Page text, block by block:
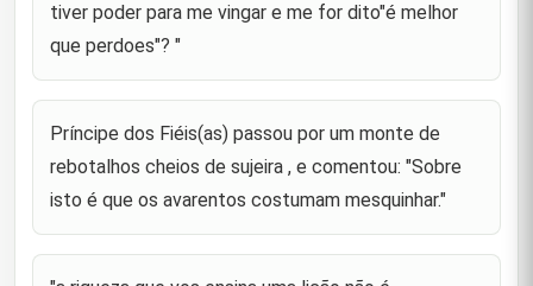
"quando estiverdes fugindo do mundo e a morte
adiamento ao encontro."
28
"Temei! Temei! Por Deus, Ele tanto tem ocultado os
vossos pecados que é como se vos tivesse
tiver poder para me vingar e me for dito"é melhor
que perdoes"? "
Príncipe dos Fiéis(as) passou por um monte de
rebotalhos cheios de sujeira , e comentou: "Sobre
isto é que os avarentos costumam mesquinhar."